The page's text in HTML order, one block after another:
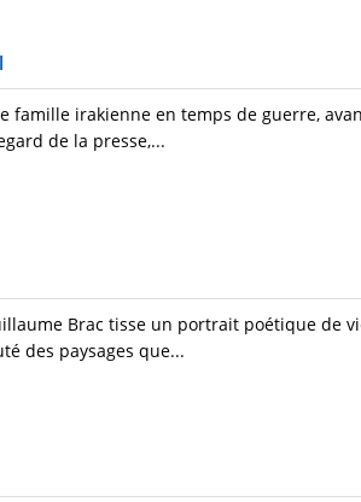
famille irakienne en temps de guerre,
de la presse,...
Brac tisse un portrait poétique de
des paysages que...